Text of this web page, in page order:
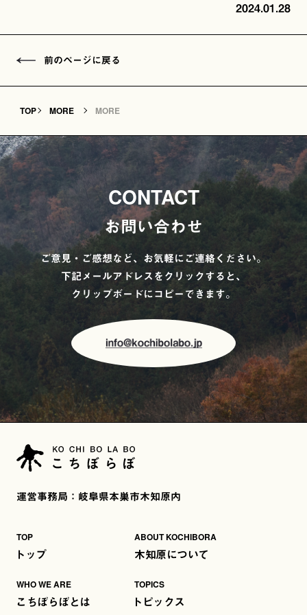
2024.01.28
前のページに戻る
TOP MORE MORE
CONTACT
お問い合わせ
ご意見・ご感想など、お気軽にご連絡ください。
下記メールアドレスをクリックすると、
クリップボードにコピーできます。
運営事務局：岐阜県本巣市木知原内
TOP
トップ
ABOUT KOCHIBORA
木知原について
WHO WE ARE
こちぼらぼとは
TOPICS
トピックス